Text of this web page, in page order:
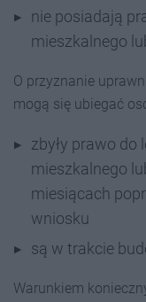
nie posiadają
mieszkalnego
O przyznanie
mogą się ubiegać
zbyły prawo do
mieszkalnego
miesiącach
wniosku
są w trakcie
Warunkiem